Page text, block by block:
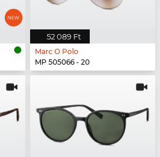
52 089 Ft
Marc O Polo
MP 505066 - 20